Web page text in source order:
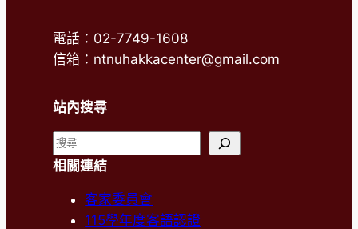
電話：02-7749-1608
信箱：ntnuhakkacenter@gmail.com
站內搜尋
搜
尋
相關連結
客家委員會
115學年度客語認證